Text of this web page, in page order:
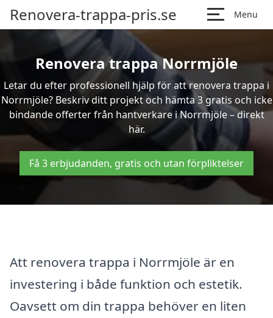
Renovera-trappa-pris.se Menu
Renovera trappa Norrmjöle
Letar du efter professionell hjälp för att renovera trappa i
Norrmjöle? Beskriv ditt projekt och hämta 3 gratis och icke
bindande offerter från hantverkare i Norrmjöle – direkt
här.
Få 3 erbjudanden, gratis och utan förpliktelser
Att renovera trappa i Norrmjöle är en
investering i både funktion och estetik.
Oavsett om din trappa behöver en liten